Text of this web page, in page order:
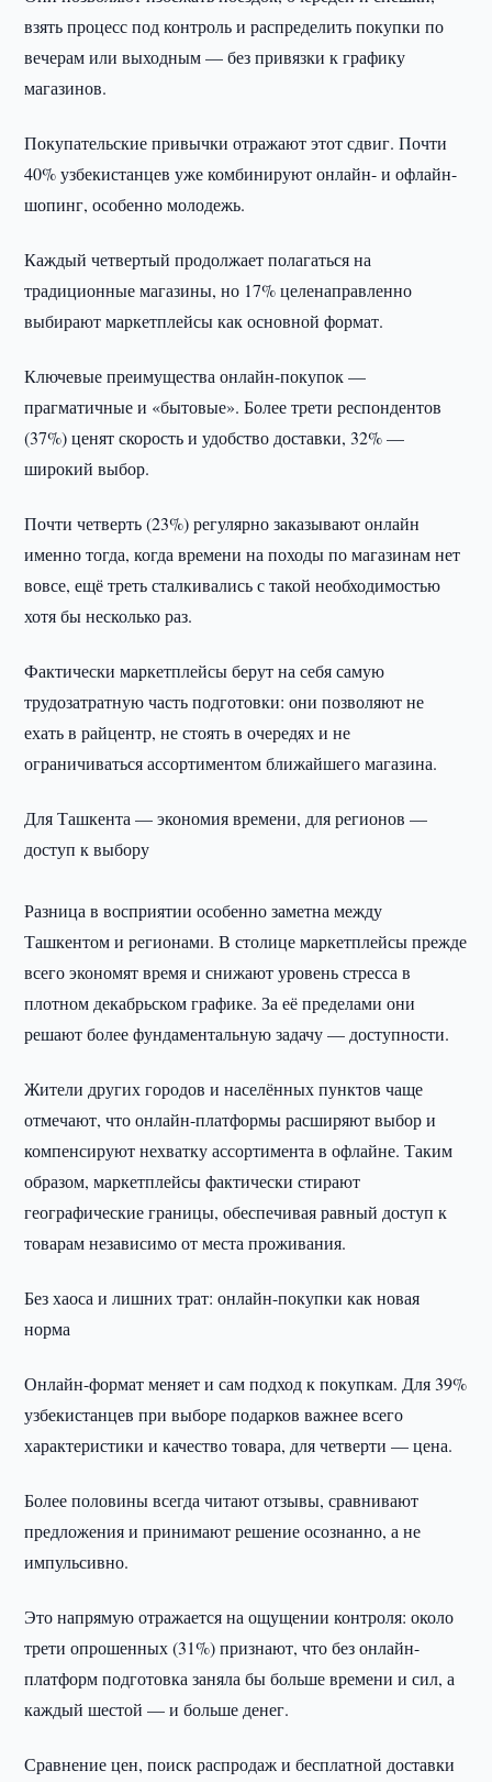
взять процесс под контроль и распределить покупки по
вечерам или выходным — без привязки к графику
магазинов.
Покупательские привычки отражают этот сдвиг. Почти
40% узбекистанцев уже комбинируют онлайн- и офлайн-
шопинг, особенно молодежь.
Каждый четвертый продолжает полагаться на
традиционные магазины, но 17% целенаправленно
выбирают маркетплейсы как основной формат.
Ключевые преимущества онлайн-покупок —
прагматичные и «бытовые». Более трети респондентов
(37%) ценят скорость и удобство доставки, 32% —
широкий выбор.
Почти четверть (23%) регулярно заказывают онлайн
именно тогда, когда времени на походы по магазинам нет
вовсе, ещё треть сталкивались с такой необходимостью
хотя бы несколько раз.
Фактически маркетплейсы берут на себя самую
трудозатратную часть подготовки: они позволяют не
ехать в райцентр, не стоять в очередях и не
ограничиваться ассортиментом ближайшего магазина.
Для Ташкента — экономия времени, для регионов —
доступ к выбору
Разница в восприятии особенно заметна между
Ташкентом и регионами. В столице маркетплейсы прежде
всего экономят время и снижают уровень стресса в
плотном декабрьском графике. За её пределами они
решают более фундаментальную задачу — доступности.
Жители других городов и населённых пунктов чаще
отмечают, что онлайн-платформы расширяют выбор и
компенсируют нехватку ассортимента в офлайне. Таким
образом, маркетплейсы фактически стирают
географические границы, обеспечивая равный доступ к
товарам независимо от места проживания.
Без хаоса и лишних трат: онлайн-покупки как новая
норма
Онлайн-формат меняет и сам подход к покупкам. Для 39%
узбекистанцев при выборе подарков важнее всего
характеристики и качество товара, для четверти — цена.
Более половины всегда читают отзывы, сравнивают
предложения и принимают решение осознанно, а не
импульсивно.
Это напрямую отражается на ощущении контроля: около
трети опрошенных (31%) признают, что без онлайн-
платформ подготовка заняла бы больше времени и сил, а
каждый шестой — и больше денег.
Сравнение цен, поиск распродаж и бесплатной доставки